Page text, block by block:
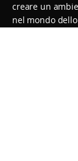
creare un
nel mondo